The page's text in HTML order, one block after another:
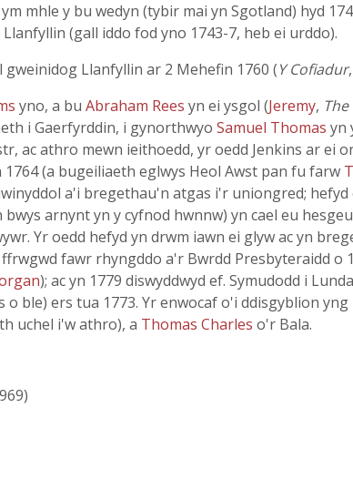
mhle y bu wedyn (tybir mai yn Sgotland) hyd
(gall iddo fod yno 1743-7, heb ei urddo).
Llanfyllin ar 2 Mehefin 1760 (Y Cofiadur
yno, a bu Abraham Rees yn ei ysgol (Jeremy,
i Gaerfyrddin, i gynorthwyo Samuel Thomas yn
ac athro mewn ieithoedd, yr oedd Jenkins ar ei
1764 (a bugeiliaeth eglwys Heol Awst pan fu farw
a'i bregethau'n atgas i'r uniongred;
arnynt yn y cyfnod hwnnw) yn cael eu
Yr oedd hefyd yn drwm iawn ei glyw ac yn
fawr rhyngddo a'r Bwrdd Presbyteraidd o
); ac yn 1779 diswyddwyd ef. Symudodd i
o ble) ers tua 1773. Yr enwocaf o'i ddisgyblion
uchel i'w athro), a Thomas Charles o'r Bala.